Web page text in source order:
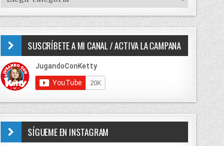
o
r
:
I
P
D
E
C
N
T
SUSCRÍBETE A MI CANAL / ACTIVA LA CAMPANA
SÍGUEME EN INSTAGRAM